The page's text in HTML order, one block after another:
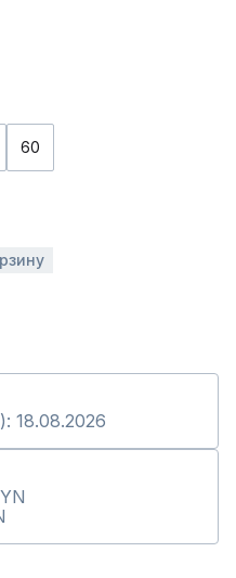
60
18.08.2026